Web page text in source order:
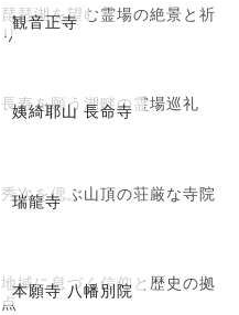
観音正寺
琵琶湖を望む霊場の絶景と祈
り
姨綺耶山 長命寺
長寿を願う湖畔の霊場巡礼
瑞龍寺
秀次を偲ぶ山頂の荘厳な寺院
本願寺 八幡別院
地域に息づく信仰と歴史の拠
点